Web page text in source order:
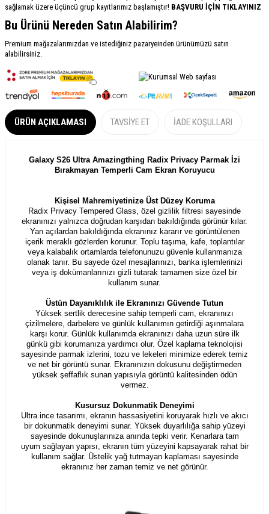
sağlamak üzere üçüncü grup kayıtlarımız başlamıştır! BAŞVURU İÇİN TIKLAYINIZ
Bu Ürünü Nereden Satın Alabilirim?
Premium mağazalarımızdan ve istediğiniz pazaryeinden ürünümüzü satın
alabilirsiniz.
ÜRÜN AÇIKLAMASI TAVSIYE ET İADE KOŞULLARI
Galaxy S26 Ultra Amazingthing Radix Privacy Parmak İzi
Bırakmayan Temperli Cam Ekran Koruyucu
Kişisel Mahremiyetinize Üst Düzey Koruma
Radix Privacy Tempered Glass, özel gizlilik filtresi sayesinde
ekranınızı yalnızca doğrudan karşıdan bakıldığında görünür kılar.
Yan açılardan bakıldığında ekranınız kararır ve görüntülenen
içerik meraklı gözlerden korunur. Toplu taşıma, kafe, toplantılar
veya kalabalık ortamlarda telefonunuzu güvenle kullanmanıza
olanak tanır. Bu sayede özel mesajlarınızı, banka işlemlerinizi
veya iş dokümanlarınızı gizli tutarak tamamen size özel bir
kullanım sunar.
Üstün Dayanıklılık ile Ekranınızı Güvende Tutun
Yüksek sertlik derecesine sahip temperli cam, ekranınızı
çizilmelere, darbelere ve günlük kullanımın getirdiği aşınmalara
karşı korur. Günlük kullanımda ekranınızı daha uzun süre ilk
günkü gibi korumanıza yardımcı olur. Özel kaplama teknolojisi
sayesinde parmak izlerini, tozu ve lekeleri minimize ederek temiz
ve net bir görüntü sunar. Ekranınızın dokusunu değiştirmeden
yüksek şeffaflık sunan yapısıyla görüntü kalitesinden ödün
vermez.
Kusursuz Dokunmatik Deneyimi
Ultra ince tasarımı, ekranın hassasiyetini koruyarak hızlı ve akıcı
bir dokunmatik deneyimi sunar. Yüksek duyarlılığa sahip yüzeyi
sayesinde dokunuşlarınıza anında tepki verir. Kenarlara tam
uyum sağlayan yapısı, ekranın tüm yüzeyini kapsayarak rahat bir
kullanım sağlar. Üstelik yağ tutmayan kaplaması sayesinde
ekranınız her zaman temiz ve net görünür.